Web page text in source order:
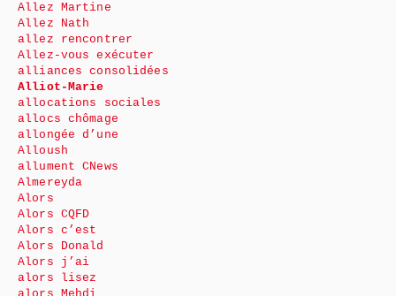
Allez Martine
Allez Nath
allez rencontrer
Allez-vous exécuter
alliances consolidées
Alliot-Marie
allocations sociales
allocs chômage
allongée d’une
Alloush
allument CNews
Almereyda
Alors
Alors CQFD
Alors c’est
Alors Donald
Alors j’ai
alors lisez